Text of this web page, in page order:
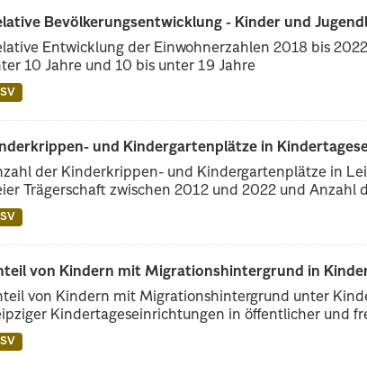
Bevölkerungsentwicklung - Kinder und
Entwicklung der Einwohnerzahlen 2018 bis
10 Jahre und 10 bis unter 19 Jahre
und Kindergartenplätze in
der Kinderkrippen- und Kindergartenplätze in
Trägerschaft zwischen 2012 und 2022 und Anzahl
von Kindern mit Migrationshintergrund in
von Kindern mit Migrationshintergrund unter
Kindertageseinrichtungen in öffentlicher und